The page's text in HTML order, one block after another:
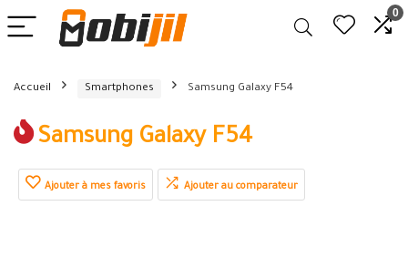
0
Accueil Smartphones Samsung Galaxy F54
Samsung Galaxy F54
Ajouter à mes favoris Ajouter au comparateur